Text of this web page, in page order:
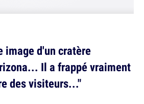
image d'un cratère
Il a frappé vraiment
des visiteurs..."